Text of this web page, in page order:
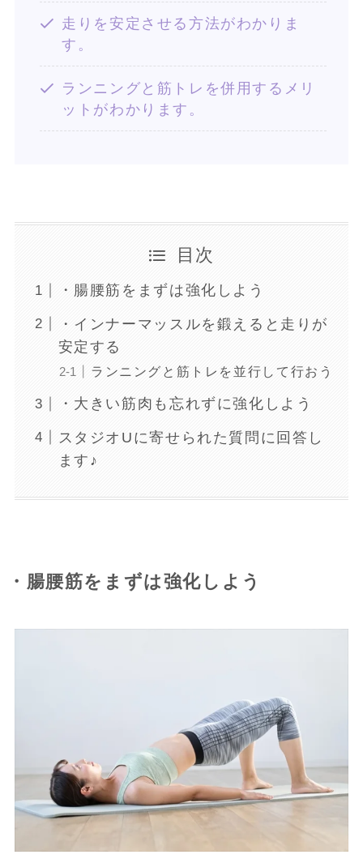
走りを安定させる方法がわかりま
す。
ランニングと筋トレを併用するメリ
ットがわかります。
目次
・腸腰筋をまずは強化しよう
・インナーマッスルを鍛えると走りが
安定する
ランニングと筋トレを並行して行おう
・大きい筋肉も忘れずに強化しよう
スタジオUに寄せられた質問に回答し
ます♪
・腸腰筋をまずは強化しよう